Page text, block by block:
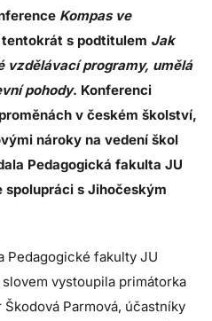
Kompas ve
s podtitulem Jak
vzdělávací programy, umělá
pohody. Konferenci
v českém školství,
nároky na vedení škol
Pedagogická fakulta JU
s Jihočeským
Pedagogické fakulty JU
vystoupila primátorka
Parmová, účastníky